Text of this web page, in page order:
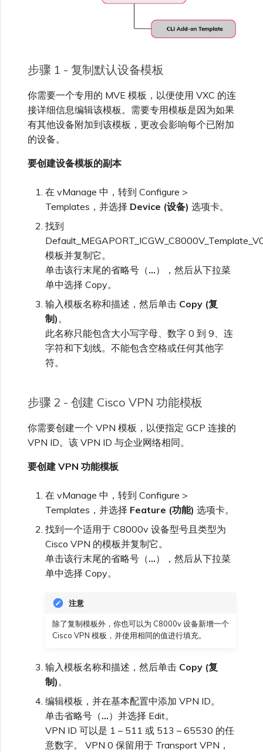
步骤 1 - 复制默认设备模板
你需要一个专用的 MVE 模板，以便使用 VXC 的连
接详细信息编辑该模板。需要专用模板是因为如果
有其他设备附加到该模板，更改会影响每个已附加
的设备。
要创建设备模板的副本
在 vManage 中，转到 Configure >
Templates，并选择 Device (设备) 选项卡。
找到
模板并复制它。
单击该行末尾的省略号（…），然后从下拉菜
单中选择 Copy。
输入模板名称和描述，然后单击 Copy (复
制)。
此名称只能包含大小写字母、数字 0 到 9、连
字符和下划线。不能包含空格或任何其他字
符。
步骤 2 - 创建 Cisco VPN 功能模板
你需要创建一个 VPN 模板，以便指定 GCP 连接的
VPN ID。该 VPN ID 与企业网络相同。
要创建 VPN 功能模板
在 vManage 中，转到 Configure >
Templates，并选择 Feature (功能) 选项卡。
找到一个适用于 C8000v 设备型号且类型为
Cisco VPN 的模板并复制它。
单击该行末尾的省略号（…），然后从下拉菜
单中选择 Copy。
注意
除了复制模板外，你也可以为 C8000v 设备新增一个
Cisco VPN 模板，并使用相同的值进行填充。
输入模板名称和描述，然后单击 Copy (复
制) 。
编辑模板，并在基本配置中添加 VPN ID。
单击省略号（…）并选择 Edit。
VPN ID 可以是 1 – 511 或 513 – 65530 的任
意数字。 VPN 0 保留用于 Transport VPN，